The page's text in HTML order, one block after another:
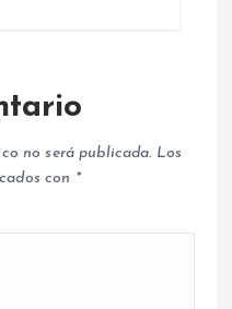
no será publicada. Los
con *